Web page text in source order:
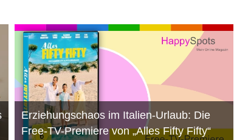
Erziehungschaos im Italien-Urlaub: Die
Free-TV-Premiere von „Alles Fifty Fifty“